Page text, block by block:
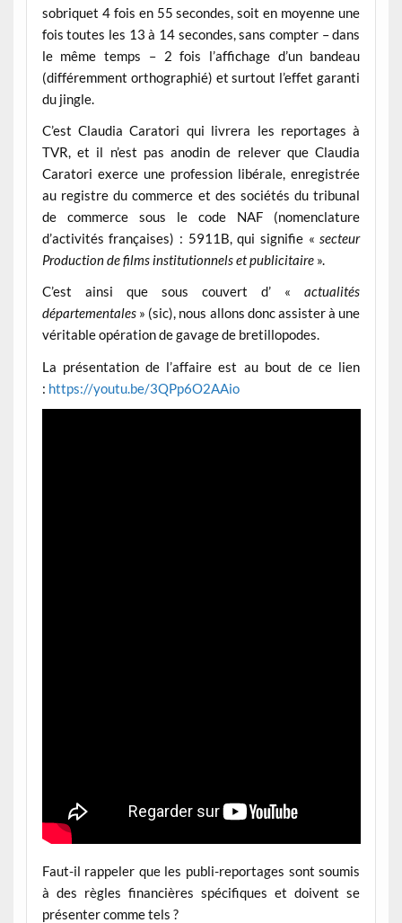
sobriquet 4 fois en 55 secondes, soit en moyenne une
fois toutes les 13 à 14 secondes, sans compter – dans
le même temps – 2 fois l’affichage d’un bandeau
(différemment orthographié) et surtout l’effet garanti
du jingle.
C’est Claudia Caratori qui livrera les reportages à
TVR, et il n’est pas anodin de relever que Claudia
Caratori exerce une profession libérale, enregistrée
au registre du commerce et des sociétés du tribunal
de commerce sous le code NAF (nomenclature
d’activités françaises) : 5911B, qui signifie «secteur
Production de films institutionnels et publicitaire ».
C’est ainsi que sous couvert d’ «actualités
départementales » (sic), nous allons donc assister à une
véritable opération de gavage de bretillopodes.
La présentation de l’affaire est au bout de ce lien
: https://youtu.be/3QPp6O2AAio
Faut-il rappeler que les publi-reportages sont soumis
à des règles financières spécifiques et doivent se
présenter comme tels ?